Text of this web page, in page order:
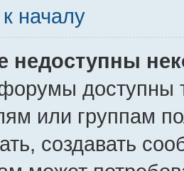
началу
недоступны
доступны
или группам
создавать